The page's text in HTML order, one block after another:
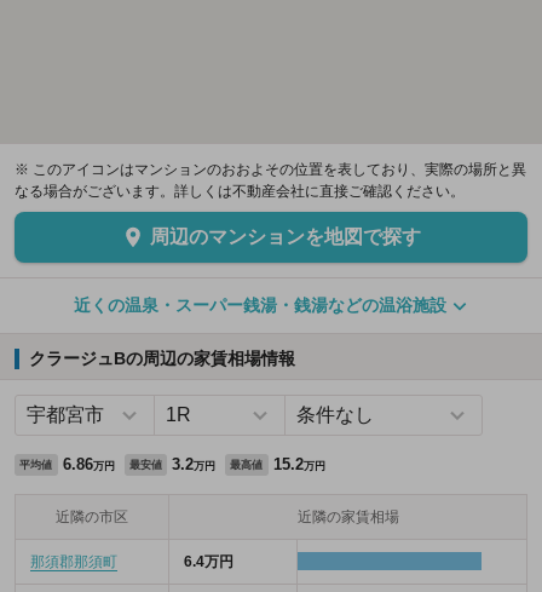
※ このアイコンはマンションのおおよその位置を表しており、実際の場所と異
なる場合がございます。詳しくは不動産会社に直接ご確認ください。
周辺のマンションを地図で探す
近くの温泉・スーパー銭湯・銭湯などの温浴施設
クラージュBの周辺の家賃相場情報
平均値 6.86万円 最安値 3.2万円 最高値 15.2万円
近隣の市区 近隣の家賃相場
那須郡那須町 6.4万円